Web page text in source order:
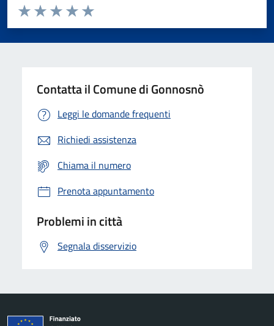
Valuta da 1 a 5 stelle la pagina
Valuta 5 stelle su 5
Valuta 4 stelle su 5
Valuta 3 stelle su 5
Valuta 2 stelle su 5
Valuta 1 stelle su 5
Contatta il Comune di Gonnosnò
Leggi le domande frequenti
Richiedi assistenza
Chiama il numero
Prenota appuntamento
Problemi in città
Segnala disservizio